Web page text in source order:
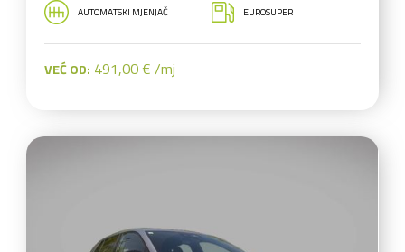
AUTOMATSKI MJENJAČ EUROSUPER
VEĆ OD: 491,00 € /mj